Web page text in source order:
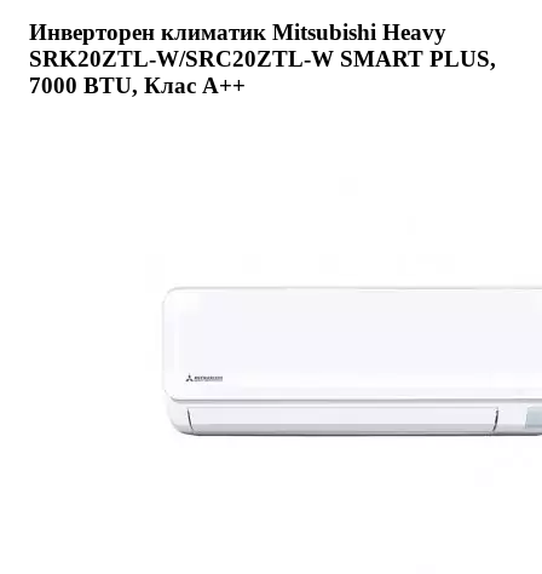
Инверторен климатик Mitsubishi Heavy
SRK20ZTL-W/SRC20ZTL-W SMART PLUS,
7000 BTU, Клас A++